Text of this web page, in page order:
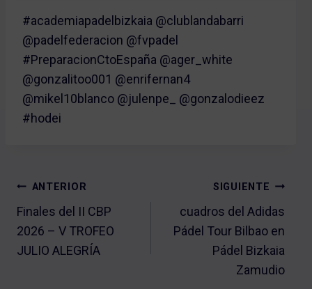
#academiapadelbizkaia @clublandabarri
@padelfederacion @fvpadel
#PreparacionCtoEspaña @ager_white
@gonzalitoo001 @enrifernan4
@mikel10blanco @julenpe_ @gonzalodieez
#hodei
NAVEGACIÓN
DE
ENTRADAS
ANTERIOR
Finales del II CBP
2026 – V TROFEO
JULIO ALEGRÍA
SIGUIENTE
cuadros del Adidas
Pádel Tour Bilbao en
Pádel Bizkaia
Zamudio